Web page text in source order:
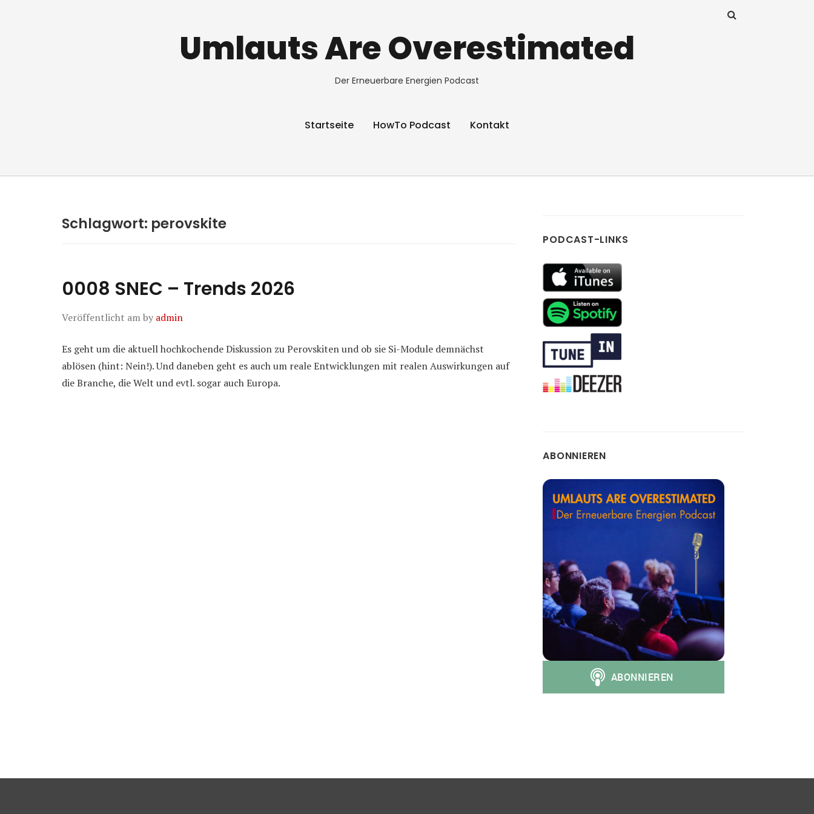
Umlauts Are Overestimated
Der Erneuerbare Energien Podcast
Startseite HowTo Podcast Kontakt
Schlagwort: perovskite
0008 SNEC – Trends 2026
Veröffentlicht amby admin
Es geht um die aktuell hochkochende Diskussion zu Perovskiten und ob sie Si-Module demnächst
ablösen (hint: Nein!). Und daneben geht es auch um reale Entwicklungen mit realen Auswirkungen auf
die Branche, die Welt und evtl. sogar auch Europa.
PODCAST-LINKS
ABONNIEREN